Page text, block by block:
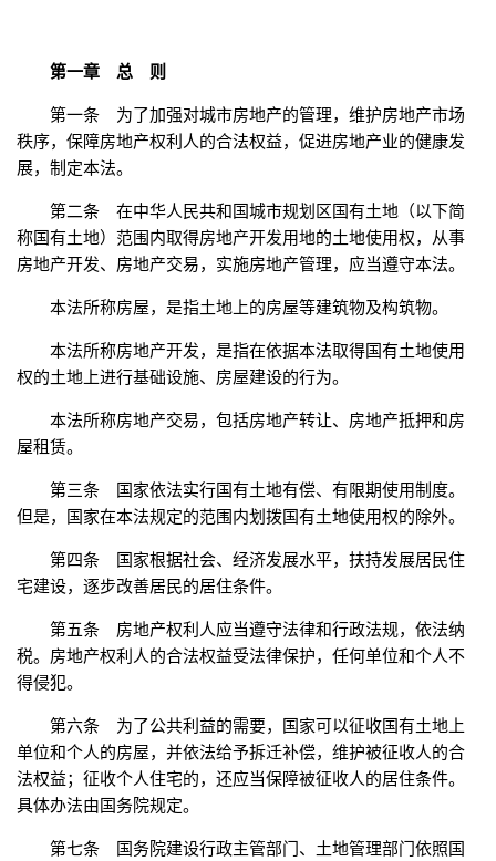
第一章 总 则
第一条 为了加强对城市房地产的管理，维护房地产市场
秩序，保障房地产权利人的合法权益，促进房地产业的健康发
展，制定本法。
第二条 在中华人民共和国城市规划区国有土地（以下简
称国有土地）范围内取得房地产开发用地的土地使用权，从事
房地产开发、房地产交易，实施房地产管理，应当遵守本法。
本法所称房屋，是指土地上的房屋等建筑物及构筑物。
本法所称房地产开发，是指在依据本法取得国有土地使用
权的土地上进行基础设施、房屋建设的行为。
本法所称房地产交易，包括房地产转让、房地产抵押和房
屋租赁。
第三条 国家依法实行国有土地有偿、有限期使用制度。
但是，国家在本法规定的范围内划拨国有土地使用权的除外。
第四条 国家根据社会、经济发展水平，扶持发展居民住
宅建设，逐步改善居民的居住条件。
第五条 房地产权利人应当遵守法律和行政法规，依法纳
税。房地产权利人的合法权益受法律保护，任何单位和个人不
得侵犯。
第六条 为了公共利益的需要，国家可以征收国有土地上
单位和个人的房屋，并依法给予拆迁补偿，维护被征收人的合
法权益；征收个人住宅的，还应当保障被征收人的居住条件。
具体办法由国务院规定。
第七条 国务院建设行政主管部门、土地管理部门依照国